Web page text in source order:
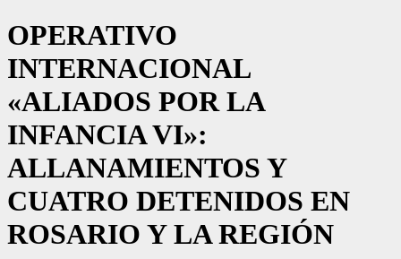
OPERATIVO
INTERNACIONAL
«ALIADOS POR LA
INFANCIA VI»:
ALLANAMIENTOS Y
CUATRO DETENIDOS EN
ROSARIO Y LA REGIÓN